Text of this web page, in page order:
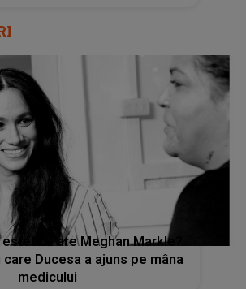
are Meghan Markle?
Ducesa a ajuns pe mâna
medicului